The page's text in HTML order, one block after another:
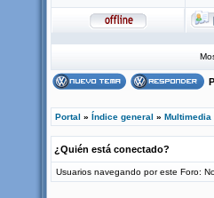
Portal » Índice general » Multimedia
¿Quién está conectado?
Usuarios navegando por este Foro: